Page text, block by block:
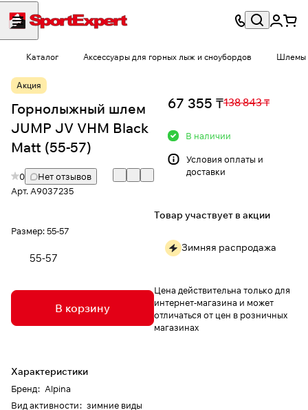
Каталог Аксессуары для горных лыж и сноубордов Шлемы
Акция
Горнолыжный шлем
JUMP JV VHM Black
Matt (55-57)
0
Нет отзывов
Арт. A9037235
Размер:55-57
55-57
В корзину
Характеристики
Бренд: Alpina
Вид активности: зимние виды
67 355 ₸138 843 ₸
В наличии
Условия оплаты и
доставки
Товар участвует в акции
Зимняя распродажа
Цена действительна только для
интернет-магазина и может
отличаться от цен в розничных
магазинах